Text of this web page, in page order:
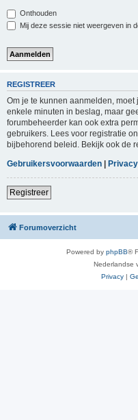
Onthouden
Mij deze sessie niet weergeven in
REGISTREER
Om je te kunnen aanmelden,
enkele minuten in beslag, maar
forumbeheerder kan ook extra
gebruikers. Lees voor registratie
bijbehorend beleid. Bekijk ook de
Gebruikersvoorwaarden |
Registreer
Forumoverzicht
Powered by phpBB®
Nederlandse
Privacy |